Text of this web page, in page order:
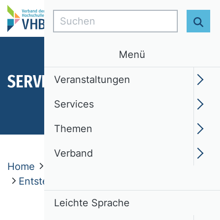
SERVICES
Home
Entstehungsprozess und Projektverlauf
Suchen
Menü
Veranstaltungen
Services
Themen
Verband
Leichte Sprache